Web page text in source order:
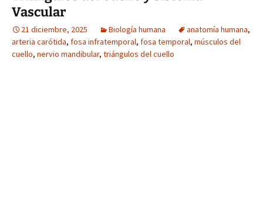
Vascular
21 diciembre, 2025 Biología humana anatomía humana,
arteria carótida, fosa infratemporal, fosa temporal, músculos del
cuello, nervio mandibular, triángulos del cuello